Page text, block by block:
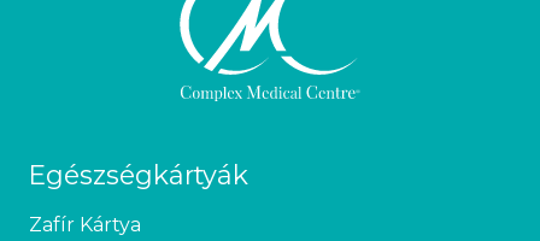
Egészségkártyák
Zafír Kártya